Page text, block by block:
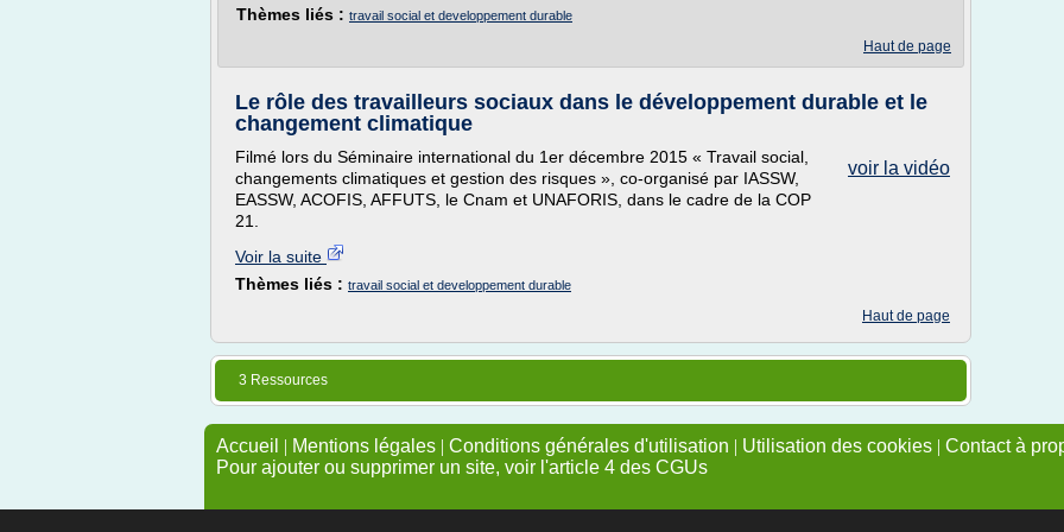
Thèmes liés : travail social et developpement durable
Haut de page
Le rôle des travailleurs sociaux dans le développement durable et le
changement climatique
voir la vidéo
Filmé lors du Séminaire international du 1er décembre 2015 « Travail social,
changements climatiques et gestion des risques », co-organisé par IASSW,
EASSW, ACOFIS, AFFUTS, le Cnam et UNAFORIS, dans le cadre de la COP
21.
Voir la suite
Thèmes liés : travail social et developpement durable
Haut de page
3 Ressources
Accueil | Mentions légales | Conditions générales d'utilisation | Utilisation des cookies | Contact à
Pour ajouter ou supprimer un site, voir l'article 4 des CGUs